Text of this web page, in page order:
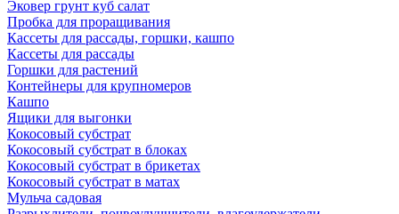
Эковер грунт куб салат
Пробка для проращивания
Кассеты для рассады, горшки, кашпо
Кассеты для рассады
Горшки для растений
Контейнеры для крупномеров
Кашпо
Ящики для выгонки
Кокосовый субстрат
Кокосовый субстрат в блоках
Кокосовый субстрат в брикетах
Кокосовый субстрат в матах
Мульча садовая